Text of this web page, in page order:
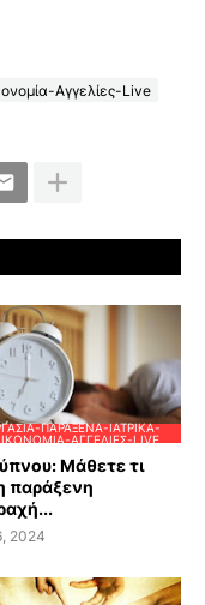
Αγγελίες-Live
ΠΑΡΆΞΕΝΑ-ΙΑΤΡΙΚΆ-
ΑΓΓΕΛΊΕΣ-LIVE
Μάθετε τι
παράξενη
2024